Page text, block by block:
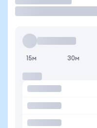
15м 30м